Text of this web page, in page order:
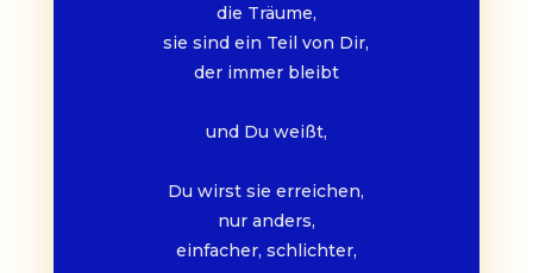
die Träume,
sie sind ein Teil von Dir,
der immer bleibt
und Du weißt,
Du wirst sie erreichen,
nur anders,
einfacher, schlichter,